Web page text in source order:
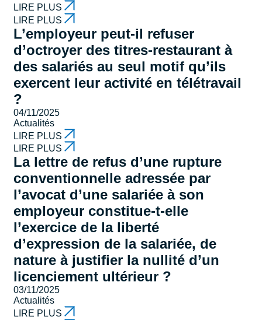
LIRE PLUS
LIRE PLUS
L’employeur peut-il refuser
d’octroyer des titres-restaurant à
des salariés au seul motif qu’ils
exercent leur activité en télétravail
?
04/11/2025
Actualités
LIRE PLUS
LIRE PLUS
La lettre de refus d’une rupture
conventionnelle adressée par
l’avocat d’une salariée à son
employeur constitue-t-elle
l’exercice de la liberté
d’expression de la salariée, de
nature à justifier la nullité d’un
licenciement ultérieur ?
03/11/2025
Actualités
LIRE PLUS